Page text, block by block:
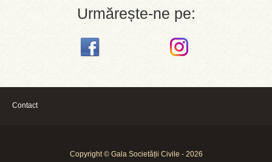
Urmărește-ne pe:
Contact
Copyright © Gala Societății Civile - 2026